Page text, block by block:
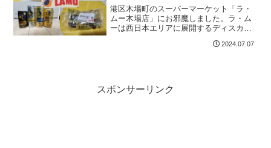
屋市港区木場町）
港区木場町のスーパーマーケット「ラ・
ムー木場店」にお邪魔しました。ラ・ム
ーは西日本エリアに展開するディスカウ
ランド「ディープライス」や惣菜が揃っ
2024.07.07
スポンサーリンク